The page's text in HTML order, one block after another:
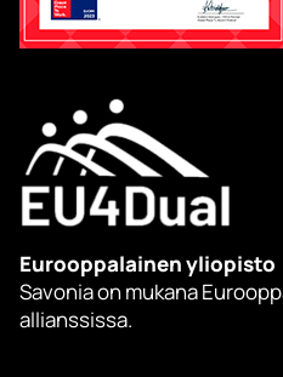
Eurooppalainen yliopisto
Savonia on mukana
allianssissa.